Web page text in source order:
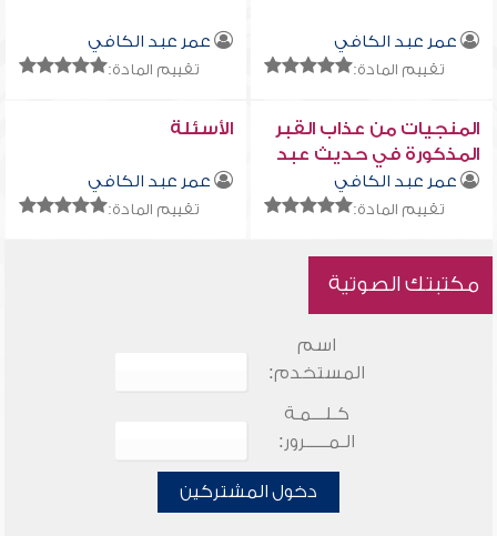
عمر عبد الكافي
تقييم المادة:
عمر عبد الكافي
تقييم المادة:
المنجيات من عذاب القبر
المذكورة في حديث عبد
الرحمن بن أبي سمرة
عمر عبد الكافي
تقييم المادة:
الأسئلة
عمر عبد الكافي
تقييم المادة:
مكتبتك الصوتية
اسم
المستخدم:
كـلـــمـة
الـمـــــرور:
دخول المشتركين